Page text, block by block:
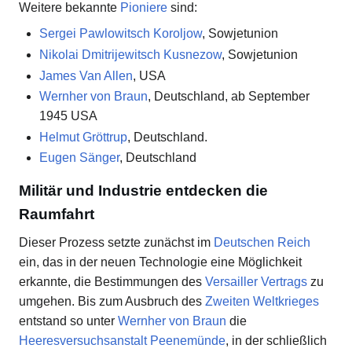
Weitere bekannte Pioniere sind:
Sergei Pawlowitsch Koroljow, Sowjetunion
Nikolai Dmitrijewitsch Kusnezow, Sowjetunion
James Van Allen, USA
Wernher von Braun, Deutschland, ab September
1945 USA
Helmut Gröttrup, Deutschland.
Eugen Sänger, Deutschland
Militär und Industrie entdecken die
Raumfahrt
Dieser Prozess setzte zunächst im Deutschen Reich
ein, das in der neuen Technologie eine Möglichkeit
erkannte, die Bestimmungen des Versailler Vertrags zu
umgehen. Bis zum Ausbruch des Zweiten Weltkrieges
entstand so unter Wernher von Braun die
Heeresversuchsanstalt Peenemünde, in der schließlich